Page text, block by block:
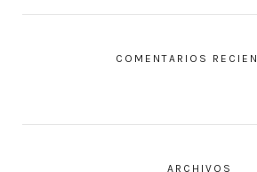
COMENTARIOS
ARCHIVOS